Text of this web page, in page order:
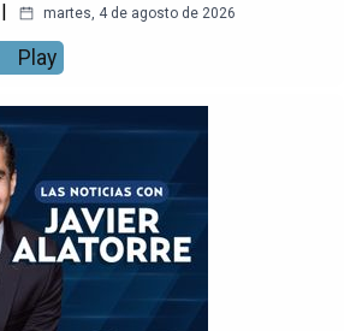
martes, 4 de agosto de 2026
Play